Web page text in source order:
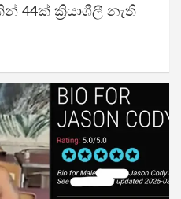
44ක් ක්‍රියාශීලී නැති